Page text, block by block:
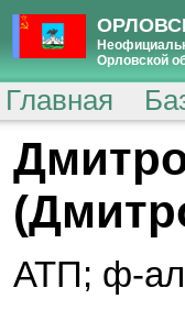
Орловской
Главная
АТП; ф-